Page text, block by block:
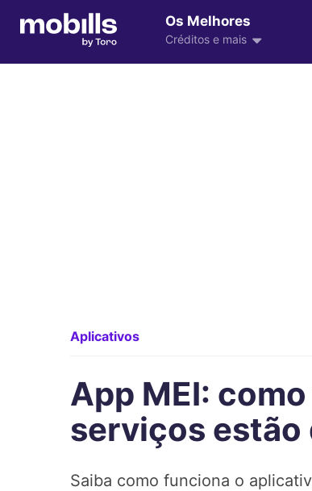
Os Melhores
Créditos e mais
Aplicativos
App MEI:
serviços
Saiba como funciona o